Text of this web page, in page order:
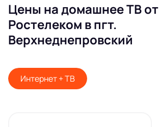
Цены на домашнее ТВ от
Ростелеком в пгт.
Верхнеднепровский
Интернет + ТВ